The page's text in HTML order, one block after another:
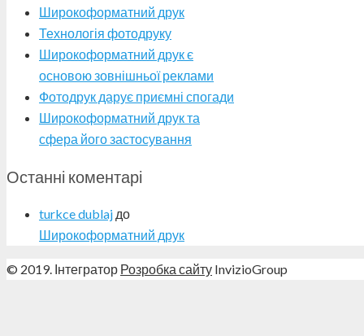
Широкоформатний друк
Технологія фотодруку
Широкоформатний друк є
основою зовнішньої реклами
Фотодрук дарує приємні спогади
Широкоформатний друк та
сфера його застосування
Останні коментарі
turkce dublaj до
Широкоформатний друк
© 2019. Інтегратор Розробка сайту InvizioGroup